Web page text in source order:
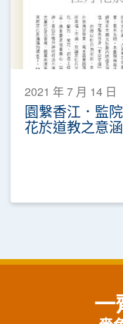
2021 年 7 月 14 日
園繫香江．監
花於道教之意涵
一